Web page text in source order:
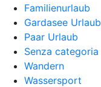
Familienurlaub
Gardasee Urlaub
Paar Urlaub
Senza categoria
Wandern
Wassersport